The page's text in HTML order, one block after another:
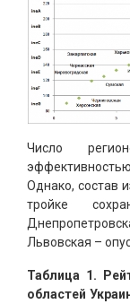
Число
Однако, состав
тройке
Львовская –
Таблица 1.
областей